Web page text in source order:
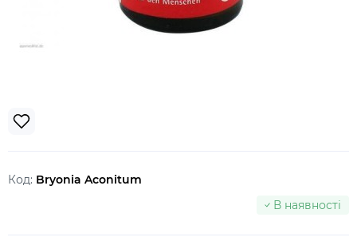
Код: Bryonia Aconitum
В наявності